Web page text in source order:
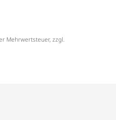
Mehrwertsteuer, zzgl.